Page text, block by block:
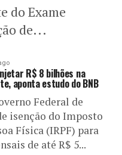
do Exame
de...
R$ 8 bilhões na
aponta estudo do BNB
Federal de
isenção do Imposto
Física (IRPF) para
de até R$ 5...